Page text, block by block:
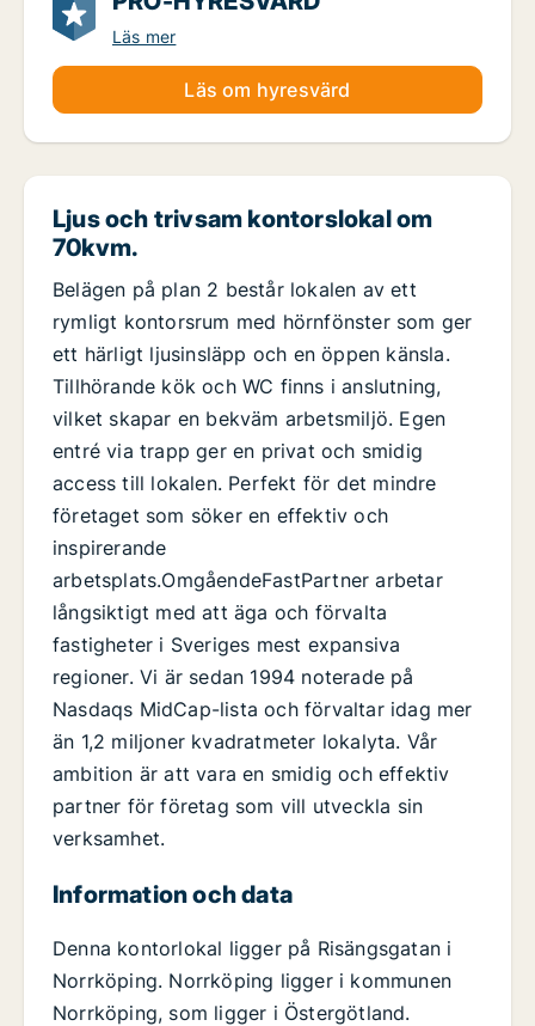
Läs mer
Läs om hyresvärd
Ljus och trivsam kontorslokal om
70kvm.
Belägen på plan 2 består lokalen av ett
rymligt kontorsrum med hörnfönster som ger
ett härligt ljusinsläpp och en öppen känsla.
Tillhörande kök och WC finns i anslutning,
vilket skapar en bekväm arbetsmiljö. Egen
entré via trapp ger en privat och smidig
access till lokalen. Perfekt för det mindre
företaget som söker en effektiv och
inspirerande
arbetsplats.OmgåendeFastPartner arbetar
långsiktigt med att äga och förvalta
fastigheter i Sveriges mest expansiva
regioner. Vi är sedan 1994 noterade på
Nasdaqs MidCap-lista och förvaltar idag mer
än 1,2 miljoner kvadratmeter lokalyta. Vår
ambition är att vara en smidig och effektiv
partner för företag som vill utveckla sin
verksamhet.
Information och data
Denna kontorlokal ligger på Risängsgatan i
Norrköping. Norrköping ligger i kommunen
Norrköping, som ligger i Östergötland.